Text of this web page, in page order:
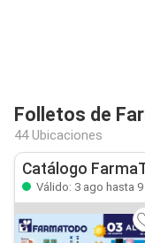
Folletos de
44 Ubicaciones
Catálogo
Válido: 3 ago hasta